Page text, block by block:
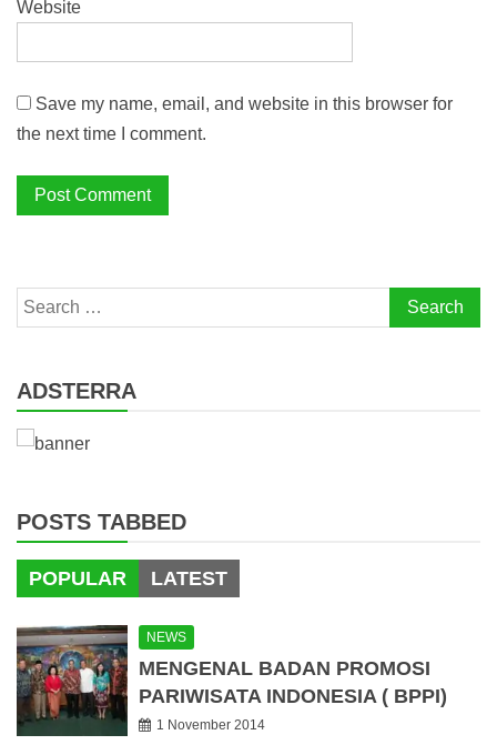
Website
Save my name, email, and website in this browser for
the next time I comment.
Search
for:
ADSTERRA
POSTS TABBED
POPULAR LATEST
NEWS
MENGENAL BADAN PROMOSI
PARIWISATA INDONESIA ( BPPI)
1 November 2014